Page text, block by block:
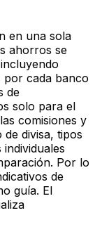
en una sola
ahorros se
por cada banco
de
solo para el
comisiones y
divisa, tipos
Por lo
de
guía. El